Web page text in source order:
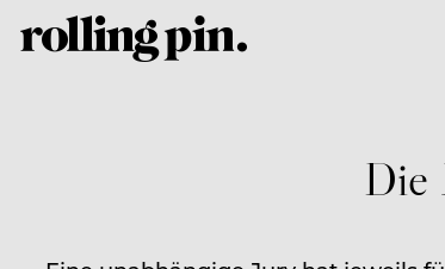
Die